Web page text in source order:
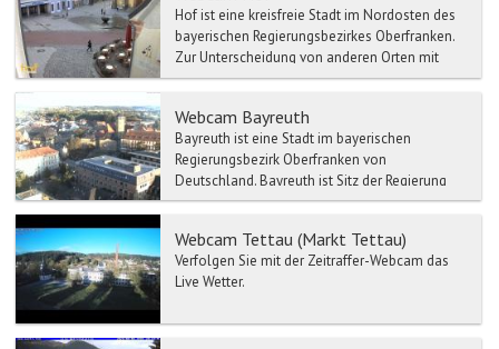
Hof ist eine kreisfreie Stadt im Nordosten des
bayerischen Regierungsbezirkes Oberfranken.
Zur Unterscheidung von anderen Orten mit
gleichem Namen ...
Webcam Bayreuth
Bayreuth ist eine Stadt im bayerischen
Regierungsbezirk Oberfranken von
Deutschland. Bayreuth ist Sitz der Regierung
von Oberfranken, des Bezirks...
Webcam Tettau (Markt Tettau)
Verfolgen Sie mit der Zeitraffer-Webcam das
Live Wetter.